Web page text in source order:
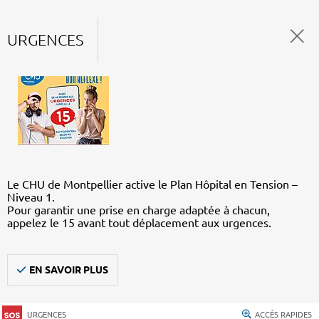
URGENCES
Le CHU de Montpellier active le Plan Hôpital en Tension –
Niveau 1.
Pour garantir une prise en charge adaptée à chacun,
appelez le 15 avant tout déplacement aux urgences.
EN SAVOIR PLUS
URGENCES ACCÈS RAPIDES